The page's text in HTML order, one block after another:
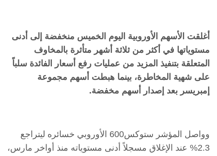
أغلقت الأسهم الأوروبية اليوم الخميس منخفضة إلى أدنى
مستوياتها في أكثر من ‏ثلاثة أشهر متأثرة بالمخاوف
المتعلقة بتنفيذ المزيد من عمليات رفع أسعار الفائدة ‏سلباً
على شهية المخاطرة، بينما هبطت أسهم مجموعة
إمبريسر بعد إصدار أسهم ‏مخفضة.‏
وواصل المؤشر ستوكس600 الأوروبي خسائره ليتراجع
2.3% عند الإغلاق ‏مسجلاً أدنى مستوياته منذ أواخر مارس،